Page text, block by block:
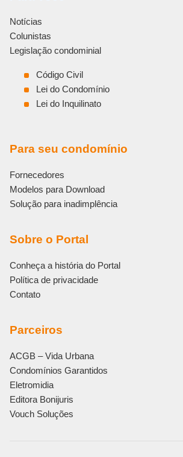
Notícias
Colunistas
Legislação condominial
Código Civil
Lei do Condomínio
Lei do Inquilinato
Para seu condomínio
Fornecedores
Modelos para Download
Solução para inadimplência
Sobre o Portal
Conheça a história do Portal
Política de privacidade
Contato
Parceiros
ACGB – Vida Urbana
Condomínios Garantidos
Eletromidia
Editora Bonijuris
Vouch Soluções